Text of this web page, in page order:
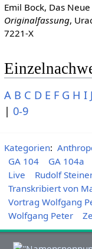
Emil Bock, Das
Originalfassung,
7221-X
A B C D E F G H I J
| 0-9
Kategorien:
GA 104
GA 104a
Live
Rudolf
Transkribiert von
Vortrag Wolfgang
Wolfgang Peter